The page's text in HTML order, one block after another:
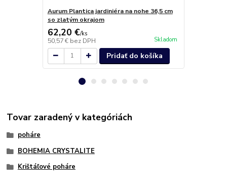
Aurum Plantica jardiniéra na nohe 36,5 cm
so zlatým okrajom
62,20 €/ks
50,57 € bez DPH Skladom
Pridať do košíka
Tovar zaradený v kategóriách
poháre
BOHEMIA CRYSTALITE
Krištáľové poháre